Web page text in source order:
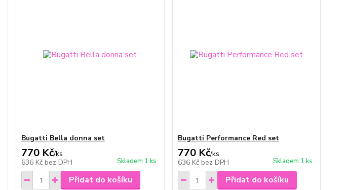
Bugatti Bella donna set
770 Kč/ks
636 Kč bez DPH Skladem 1 ks
Přidat do košíku
Bugatti Performance Red set
770 Kč/ks
636 Kč bez DPH Skladem 1 ks
Přidat do košíku